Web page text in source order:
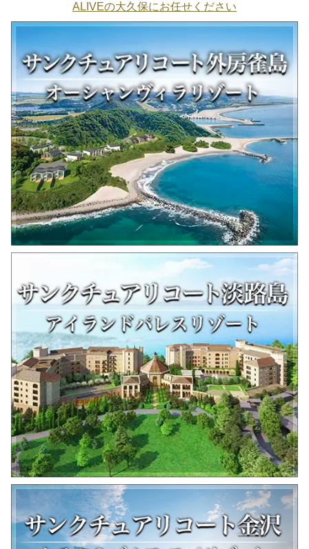
ALIVEの大久保にお任せください